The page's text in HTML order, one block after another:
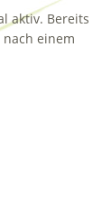
aktiv. Bereits
einem